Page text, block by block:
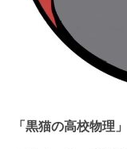
「黒猫の高校物理